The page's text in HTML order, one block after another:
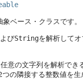
ベース・クラスです。
びStringを解析して
意の文字列を解析でき
の隣接する整数値を